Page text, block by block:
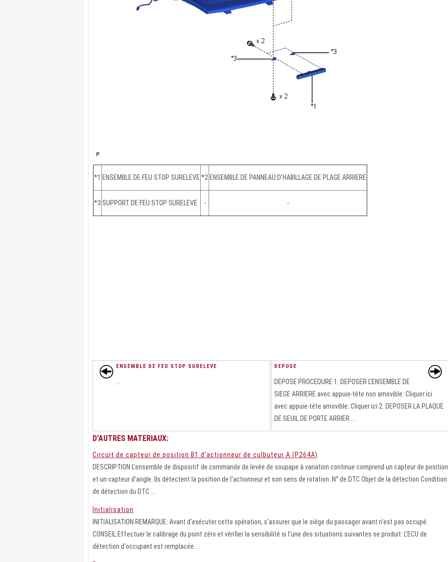
*1 ENSEMBLE DE FEU STOP SURELEVE *2 ENSEMBLE DE PANNEAU D'HABILLAGE DE PLAGE ARRIERE
*3 SUPPORT DE FEU STOP SURELEVE - -
ENSEMBLE DE FEU STOP SURELEVE DEPOSE
DEPOSE PROCEDURE 1. DEPOSER L'ENSEMBLE DE
SIEGE ARRIERE avec appuie-tête non amovible: Cliquer ici
avec appuie-tête amovible: Cliquer ici 2. DEPOSER LA PLAQUE
DE SEUIL DE PORTE ARRIER ...
D'AUTRES MATERIAUX:
Circuit de capteur de position B1 d'actionneur de culbuteur A (P264A)
DESCRIPTION L'ensemble de dispositif de commande de levée de soupape à variation continue comprend un capteur de position
et un capteur d'angle. Ils détectent la position de l'actionneur et son sens de rotation. N° de DTC Objet de la détection Condition
de détection du DTC ...
Initialisation
INITIALISATION REMARQUE: Avant d'exécuter cette opération, s'assurer que le siège du passager avant n'est pas occupé.
CONSEIL:Effectuer le calibrage du point zéro et vérifier la sensibilité si l'une des situations suivantes se produit: L'ECU de
détection d'occupant est remplacée. ...